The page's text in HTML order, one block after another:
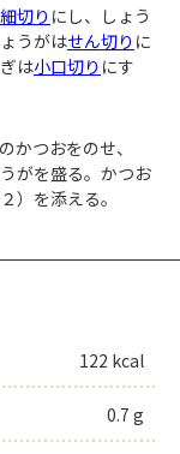
細切り にし、しょう
うがはせん切り に
は小口切り にす
かつおをのせ、
がを盛る。かつお
）を添える。
122 kcal
0.7 g